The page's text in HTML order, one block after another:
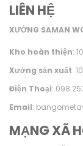
LIÊN HỆ
XƯỞNG SAMAN
Kho hoàn thiện:
Xưởng sản xuất:
Điện Thoại:
Email:
MẠNG XÃ